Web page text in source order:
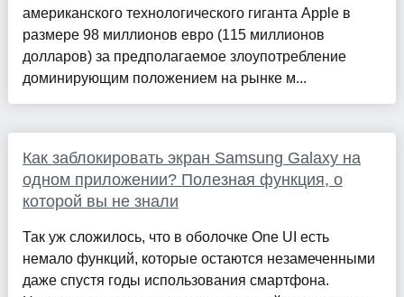
американского технологического гиганта Apple в
размере 98 миллионов евро (115 миллионов
долларов) за предполагаемое злоупотребление
доминирующим положением на рынке м...
Как заблокировать экран Samsung Galaxy на
одном приложении? Полезная функция, о
которой вы не знали
Так уж сложилось, что в оболочке One UI есть
немало функций, которые остаются незамеченными
даже спустя годы использования смартфона.